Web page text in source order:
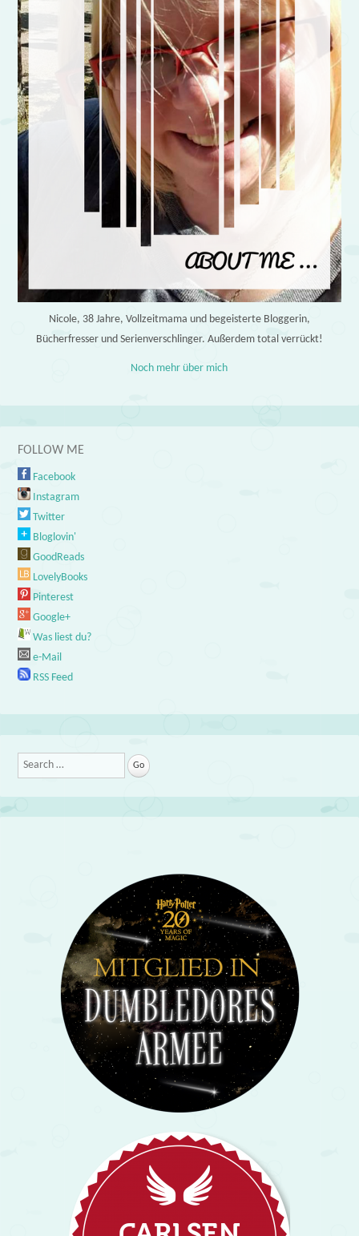
Nicole, 38 Jahre, Vollzeitmama und begeisterte Bloggerin,
Bücherfresser und Serienverschlinger. Außerdem total verrückt!
Noch mehr über mich
FOLLOW ME
Facebook
Instagram
Twitter
Bloglovin'
GoodReads
LovelyBooks
Pinterest
Google+
Was liest du?
e-Mail
RSS Feed
Search